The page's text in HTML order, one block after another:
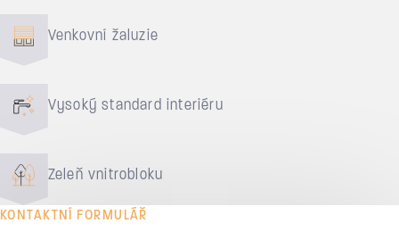
Venkovní žaluzie
Vysoký standard interiéru
Zeleň vnitrobloku
KONTAKTNÍ FORMULÁŘ